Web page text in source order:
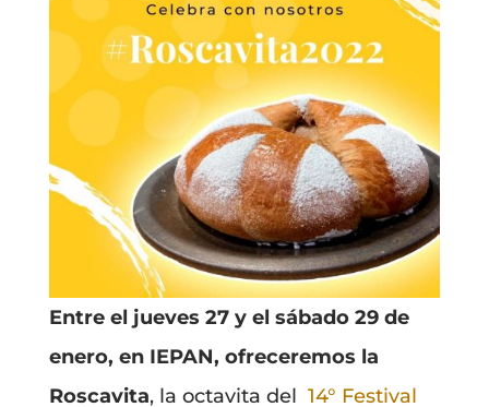
Entre el jueves 27 y el sábado 29 de
enero, en IEPAN, ofreceremos la
Roscavita, la octavita del 14° Festival